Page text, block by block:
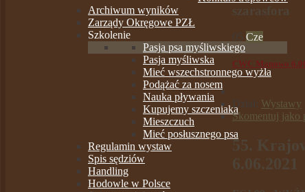
Archiwum wyników
Zarządy Okręgowe PZŁ
Szkolenie
Pasja psa myśliwskiego
Pasja myśliwska
Mieć wszechstronnego wyżła
Podążać za nosem
Nauka pływania
Kupujemy szczeniaka
Mieszczuch
Mieć posłusznego psa
Regulamin wystaw
Spis sędziów
Handling
Hodowle w Polsce
szarasfora
05 Cze
CWC Manowo
Dział:
Wystawy
Skomentuj jako
55.
6.06.2021